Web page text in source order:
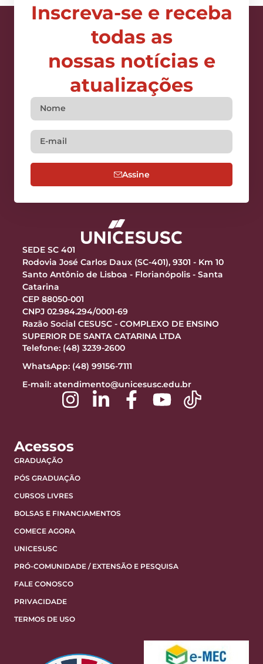
Inscreva-se e receba
todas as
nossas notícias e
atualizações
Assine
SEDE SC 401
Rodovia José Carlos Daux (SC-401), 9301 - Km 10
Santo Antônio de Lisboa - Florianópolis - Santa
Catarina
CEP 88050-001
CNPJ 02.984.294/0001-69
Razão Social CESUSC - COMPLEXO DE ENSINO
SUPERIOR DE SANTA CATARINA LTDA
Telefone: (48) 3239-2600
WhatsApp: (48) 99156-7111
E-mail: atendimento@unicesusc.edu.br
Acessos
GRADUAÇÃO
PÓS GRADUAÇÃO
CURSOS LIVRES
BOLSAS E FINANCIAMENTOS
COMECE AGORA
UNICESUSC
PRÓ-COMUNIDADE / EXTENSÃO E PESQUISA
FALE CONOSCO
PRIVACIDADE
TERMOS DE USO